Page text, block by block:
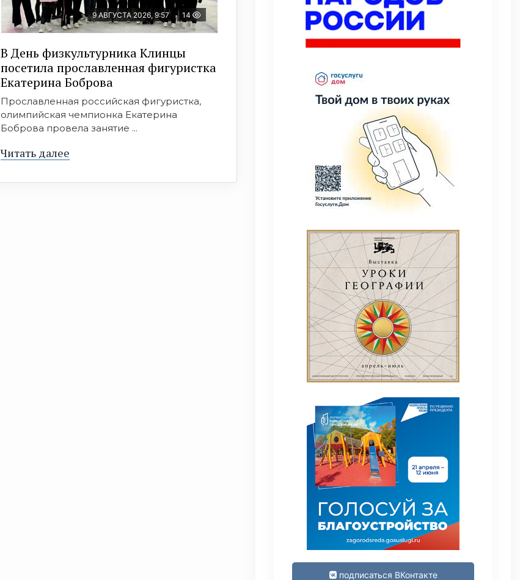
9 АВГУСТА 2026, 9:57 14
В День физкультурника Клинцы
посетила прославленная фигуристка
Екатерина Боброва
Прославленная российская фигуристка,
олимпийская чемпионка Екатерина
Боброва провела занятие ...
Читать далее
подписаться ВКонтакте